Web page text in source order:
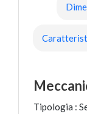
Tipologia :